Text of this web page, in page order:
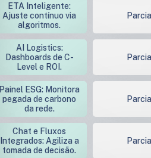
ETA Inteligente:
Ajuste contínuo via
algoritmos.
AI Logistics:
Dashboards de C-
Level e ROI.
Painel ESG: Monitora
pegada de carbono
da rede.
Chat e Fluxos
Integrados: Agiliza a
tomada de decisão.